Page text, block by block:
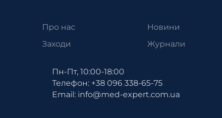
Про нас
Новини
Заходи
Журнали
Пн-Пт, 10:00-18:00
Телефон: +38 096 338-65-75
Email: info@med-expert.com.ua